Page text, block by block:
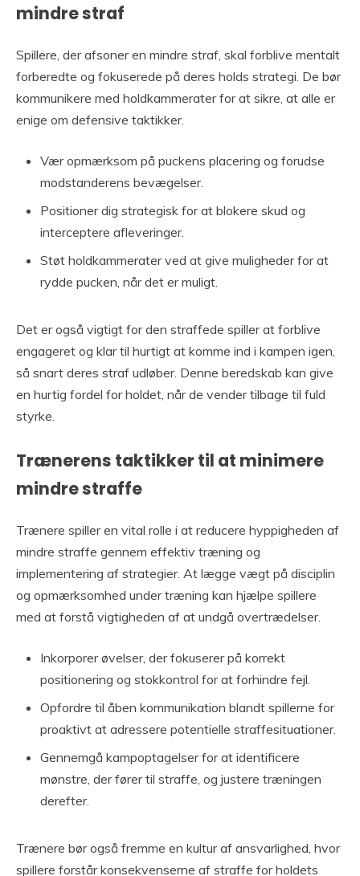
mindre straf
Spillere, der afsoner en mindre straf, skal forblive mentalt
forberedte og fokuserede på deres holds strategi. De bør
kommunikere med holdkammerater for at sikre, at alle er
enige om defensive taktikker.
Vær opmærksom på puckens placering og forudse
modstanderens bevægelser.
Positioner dig strategisk for at blokere skud og
interceptere afleveringer.
Støt holdkammerater ved at give muligheder for at
rydde pucken, når det er muligt.
Det er også vigtigt for den straffede spiller at forblive
engageret og klar til hurtigt at komme ind i kampen igen,
så snart deres straf udløber. Denne beredskab kan give
en hurtig fordel for holdet, når de vender tilbage til fuld
styrke.
Trænerens taktikker til at minimere
mindre straffe
Trænere spiller en vital rolle i at reducere hyppigheden af
mindre straffe gennem effektiv træning og
implementering af strategier. At lægge vægt på disciplin
og opmærksomhed under træning kan hjælpe spillere
med at forstå vigtigheden af at undgå overtrædelser.
Inkorporer øvelser, der fokuserer på korrekt
positionering og stokkontrol for at forhindre fejl.
Opfordre til åben kommunikation blandt spillerne for
proaktivt at adressere potentielle straffesituationer.
Gennemgå kampoptagelser for at identificere
mønstre, der fører til straffe, og justere træningen
derefter.
Trænere bør også fremme en kultur af ansvarlighed, hvor
spillere forstår konsekvenserne af straffe for holdets